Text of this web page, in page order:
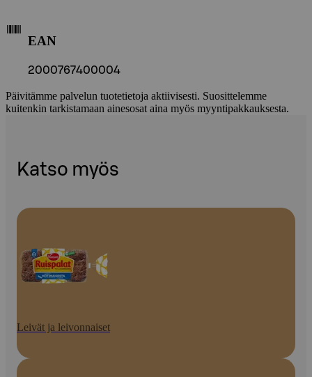
EAN
2000767400004
Päivitämme palvelun tuotetietoja aktiivisesti. Suosittelemme
kuitenkin tarkistamaan ainesosat aina myös myyntipakkauksesta.
Katso myös
Leivät ja leivonnaiset